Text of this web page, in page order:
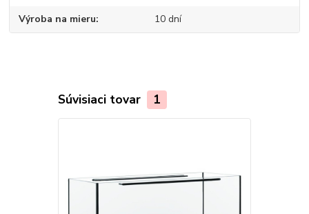
Výroba na mieru 10 dní
Súvisiaci tovar 1